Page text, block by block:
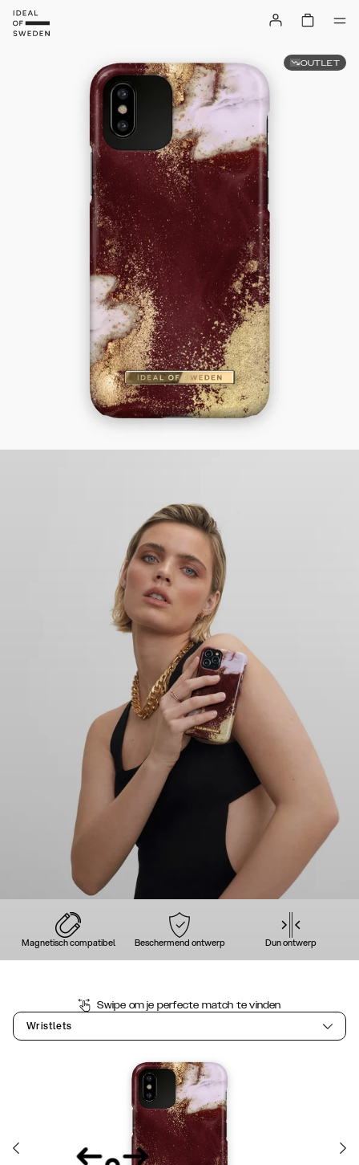
Magnetisch compatibel Beschermend ontwerp Dun ontwerp
Swipe om je perfecte match te vinden
Wristlets
OUTLET